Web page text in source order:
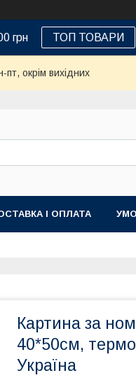
грн ТОП ТОВАРИ
окрім вихідних
І ОПЛАТА
Картина за
40*50см,
Україна